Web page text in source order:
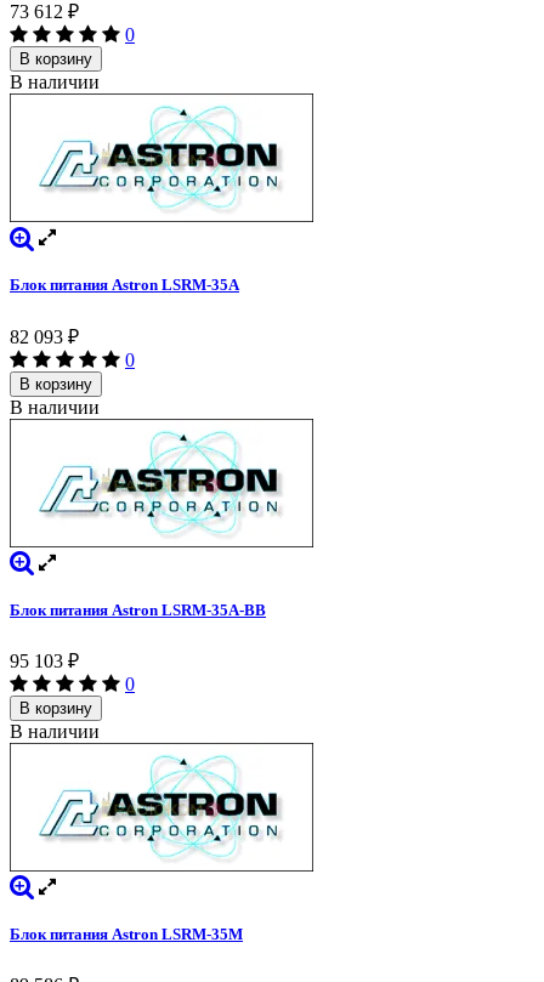
73 612 ₽
0
В корзину
В наличии
Блок питания Astron LSRM-35A
82 093 ₽
0
В корзину
В наличии
Блок питания Astron LSRM-35A-BB
95 103 ₽
0
В корзину
В наличии
Блок питания Astron LSRM-35M